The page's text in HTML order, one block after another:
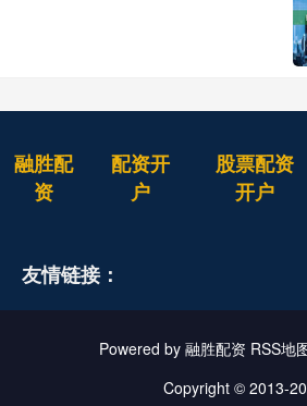
融胜配
资
配资开
户
股票配资
开户
友情链接：
Powered by 融胜配资 RSS地
Copyright © 2013-